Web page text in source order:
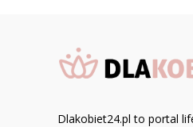
Dlakobiet24.pl to portal